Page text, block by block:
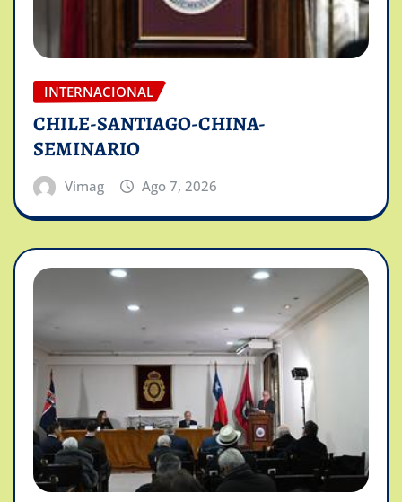
INTERNACIONAL
CHILE-SANTIAGO-CHINA-
SEMINARIO
Vimag Ago 7, 2026